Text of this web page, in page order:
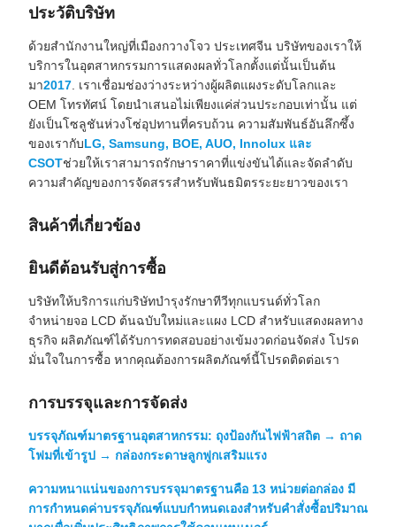
ประวัติบริษัท
ด้วยสำนักงานใหญ่ที่เมืองกวางโจว ประเทศจีน บริษัทของเราให้
บริการในอุตสาหกรรมการแสดงผลทั่วโลกตั้งแต่นั้นเป็นต้น
มา2017 . เราเชื่อมช่องว่างระหว่างผู้ผลิตแผงระดับโลกและ
OEM โทรทัศน์ โดยนำเสนอไม่เพียงแค่ส่วนประกอบเท่านั้น แต่
ยังเป็นโซลูชันห่วงโซ่อุปทานที่ครบถ้วน ความสัมพันธ์อันลึกซึ้ง
ของเรากับLG, Samsung, BOE, AUO, Innolux และ
CSOTช่วยให้เราสามารถรักษาราคาที่แข่งขันได้และจัดลำดับ
ความสำคัญของการจัดสรรสำหรับพันธมิตรระยะยาวของเรา
สินค้าที่เกี่ยวข้อง
ยินดีต้อนรับสู่การซื้อ
บริษัทให้บริการแก่บริษัทบำรุงรักษาทีวีทุกแบรนด์ทั่วโลก
จำหน่ายจอ LCD ต้นฉบับใหม่และแผง LCD สำหรับแสดงผลทาง
ธุรกิจ ผลิตภัณฑ์ได้รับการทดสอบอย่างเข้มงวดก่อนจัดส่ง โปรด
มั่นใจในการซื้อ หากคุณต้องการผลิตภัณฑ์นี้โปรดติดต่อเรา
การบรรจุและการจัดส่ง
บรรจุภัณฑ์มาตรฐานอุตสาหกรรม: ถุงป้องกันไฟฟ้าสถิต → ถาด
โฟมที่เข้ารูป → กล่องกระดาษลูกฟูกเสริมแรง
ความหนาแน่นของการบรรจุมาตรฐานคือ 13 หน่วยต่อกล่อง มี
การกำหนดค่าบรรจุภัณฑ์แบบกำหนดเองสำหรับคำสั่งซื้อปริมาณ